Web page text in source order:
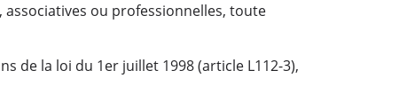
associatives ou professionnelles, toute
de la loi du 1er juillet 1998 (article L112-3),